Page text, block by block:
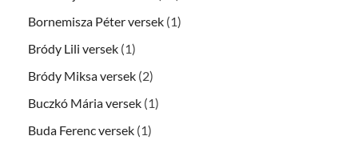
Bornemisza Péter versek (1)
Bródy Lili versek (1)
Bródy Miksa versek (2)
Buczkó Mária versek (1)
Buda Ferenc versek (1)